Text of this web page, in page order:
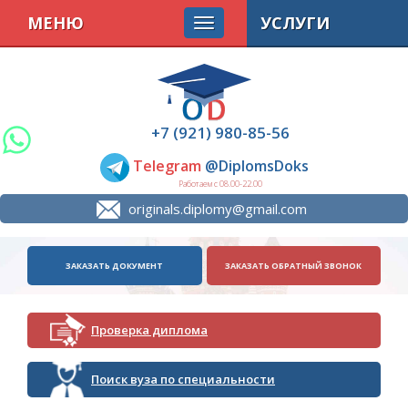
+7 (921) 980-85-56
Telegram @DiplomsDoks
Работаем с 08.00-22.00
originals.diplomy@gmail.com
МЕНЮ
ЗАКАЗАТЬ ДОКУМЕНТ ЗАКАЗАТЬ ОБРАТНЫЙ ЗВОНОК
Проверка диплома
Поиск вуза по специальности
УСЛУГИ